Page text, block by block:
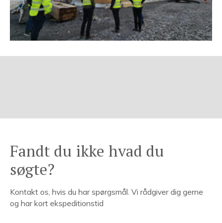
Fandt du ikke hvad du
søgte?
Kontakt os, hvis du har spørgsmål. Vi rådgiver dig gerne
og har kort ekspeditionstid